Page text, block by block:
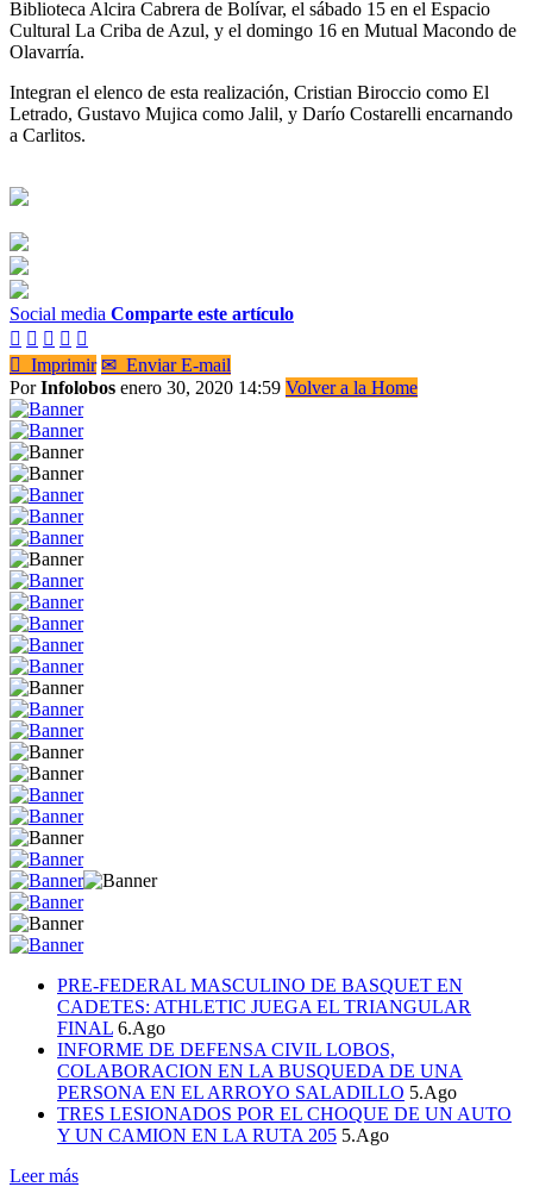
Biblioteca Alcira Cabrera de Bolívar, el sábado 15 en el Espacio
Cultural La Criba de Azul, y el domingo 16 en Mutual Macondo de
Olavarría.
Integran el elenco de esta realización, Cristian Biroccio como El
Letrado, Gustavo Mujica como Jalil, y Darío Costarelli encarnando
a Carlitos.
Social media Comparte este artículo
    
 Imprimir ✉ Enviar E-mail
PorInfolobos enero 30, 2020 14:59 Volver a la Home
PRE-FEDERAL MASCULINO DE BASQUET EN
CADETES: ATHLETIC JUEGA EL TRIANGULAR
FINAL 6.Ago
INFORME DE DEFENSA CIVIL LOBOS,
COLABORACION EN LA BUSQUEDA DE UNA
PERSONA EN EL ARROYO SALADILLO 5.Ago
TRES LESIONADOS POR EL CHOQUE DE UN AUTO
Y UN CAMION EN LA RUTA 205 5.Ago
Leer más